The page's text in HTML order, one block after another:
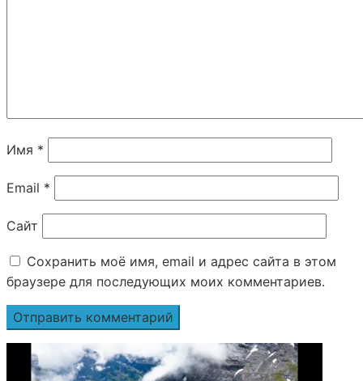
Имя *
Email *
Сайт
Сохранить моё имя, email и адрес сайта в этом
браузере для последующих моих комментариев.